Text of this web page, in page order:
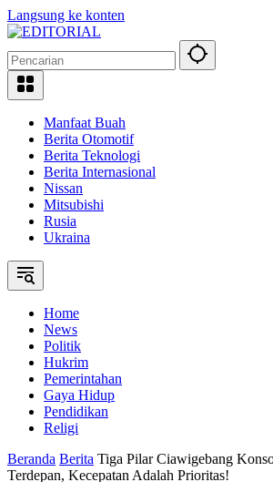
Langsung ke konten
Manfaat Buah
Berita Otomotif
Berita Teknologi
Berita Internasional
Nissan
Mitsubishi
Rusia
Ukraina
Home
News
Politik
Hukrim
Pemerintahan
Gaya Hidup
Pendidikan
Religi
Beranda Berita Tiga Pilar Ciawigebang
Terdepan, Kecepatan Adalah Prioritas!